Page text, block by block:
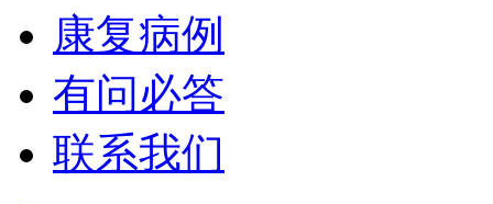
康复病例
有问必答
联系我们